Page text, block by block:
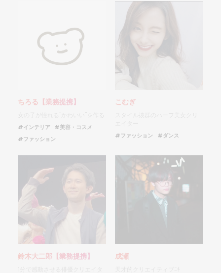
ちろる【業務提携】
#インテリア
#美容・コスメ
#ファッション
こむぎ
#ファッション #ダンス
鈴木大二郎【業務提携】 成瀬